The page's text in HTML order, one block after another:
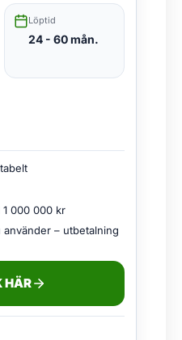
Löptid
24 - 60 mån.
000 000 kr
– utbetalning
HÄR